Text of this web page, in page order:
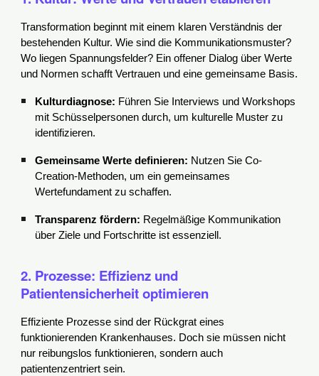
Transformation beginnt mit einem klaren Verständnis der
bestehenden Kultur. Wie sind die Kommunikationsmuster?
Wo liegen Spannungsfelder? Ein offener Dialog über Werte
und Normen schafft Vertrauen und eine gemeinsame Basis.
Kulturdiagnose: Führen Sie Interviews und Workshops
mit Schüsselpersonen durch, um kulturelle Muster zu
identifizieren.
Gemeinsame Werte definieren: Nutzen Sie Co-
Creation-Methoden, um ein gemeinsames
Wertefundament zu schaffen.
Transparenz fördern: Regelmäßige Kommunikation
über Ziele und Fortschritte ist essenziell.
2. Prozesse: Effizienz und
Patientensicherheit optimieren
Effiziente Prozesse sind der Rückgrat eines
funktionierenden Krankenhauses. Doch sie müssen nicht
nur reibungslos funktionieren, sondern auch
patientenzentriert sein.